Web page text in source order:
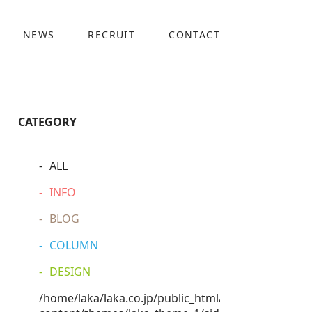
NEWS RECRUIT CONTACT
CATEGORY
ALL
INFO
BLOG
COLUMN
DESIGN
/home/laka/laka.co.jp/public_html/wp-